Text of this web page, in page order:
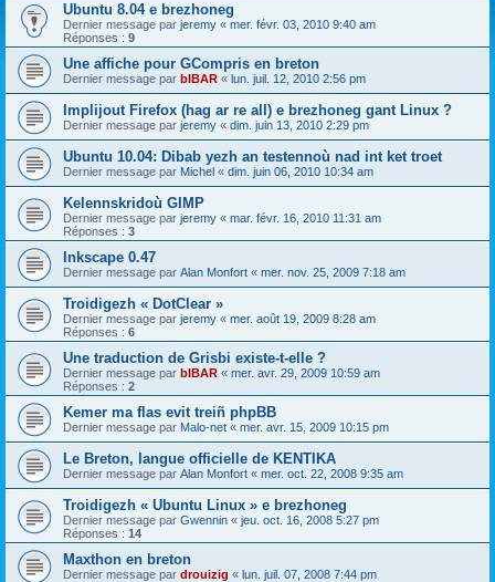
Ubuntu 8.04 e brezhoneg
Dernier message par jeremy « mer. févr. 03, 2010 9:40 am
Réponses : 9
Une affiche pour GCompris en breton
Dernier message par bIBAR « lun. juil. 12, 2010 2:56 pm
Implijout Firefox (hag ar re all) e brezhoneg gant Linux ?
Dernier message par jeremy « dim. juin 13, 2010 2:29 pm
Ubuntu 10.04: Dibab yezh an testennoù nad int ket troet
Dernier message par Michel « dim. juin 06, 2010 10:34 am
Kelennskridoù GIMP
Dernier message par jeremy « mar. févr. 16, 2010 11:31 am
Réponses : 3
Inkscape 0.47
Dernier message par Alan Monfort « mer. nov. 25, 2009 7:18 am
Troidigezh « DotClear »
Dernier message par jeremy « mer. août 19, 2009 8:28 am
Réponses : 6
Une traduction de Grisbi existe-t-elle ?
Dernier message par bIBAR « mer. avr. 29, 2009 10:59 am
Réponses : 2
Kemer ma flas evit treiñ phpBB
Dernier message par Malo-net « mer. avr. 15, 2009 10:15 pm
Le Breton, langue officielle de KENTIKA
Dernier message par Alan Monfort « mer. oct. 22, 2008 9:35 am
Troidigezh « Ubuntu Linux » e brezhoneg
Dernier message par Gwennin « jeu. oct. 16, 2008 5:27 pm
Réponses : 14
Maxthon en breton
Dernier message par drouizig « lun. juil. 07, 2008 7:44 pm